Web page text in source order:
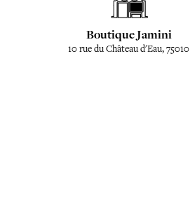
Boutique Jamini
10 rue du Château d'Eau, 75010